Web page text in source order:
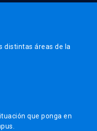
distintas áreas de la
que ponga en